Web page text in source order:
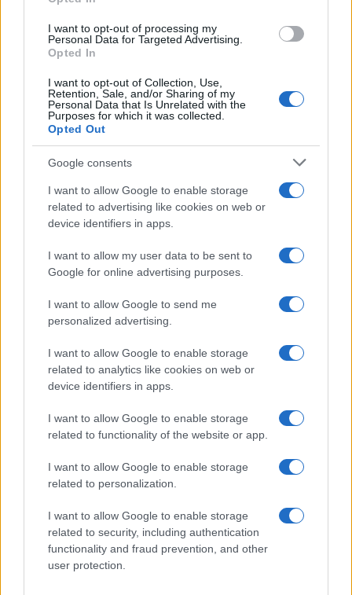
I want to opt-out of processing my
Personal Data for Targeted Advertising.
Opted In
I want to opt-out of Collection, Use,
Retention, Sale, and/or Sharing of my
Personal Data that Is Unrelated with the
Purposes for which it was collected.
Opted Out
Google consents
I want to allow Google to enable storage
related to advertising like cookies on web or
device identifiers in apps.
I want to allow my user data to be sent to
Google for online advertising purposes.
I want to allow Google to send me
personalized advertising.
I want to allow Google to enable storage
related to analytics like cookies on web or
device identifiers in apps.
I want to allow Google to enable storage
related to functionality of the website or app.
I want to allow Google to enable storage
related to personalization.
I want to allow Google to enable storage
related to security, including authentication
functionality and fraud prevention, and other
user protection.
Η Chery επενδύει 75 εκατ. δολάρια στην KG Mobility
Το FIAT 500 Hybrid τώρα
από 18.990 ευρώ
Ατρόμητος και Novibet
συνεχίζουν μαζί: Ανανέωση
της συνεργασίας τους μέχρι
18η συνεχόμενη χρονιά για τον ΟΤΕ στη διεθνή σειρά
άνοιξε τις πύλες του σε όλους